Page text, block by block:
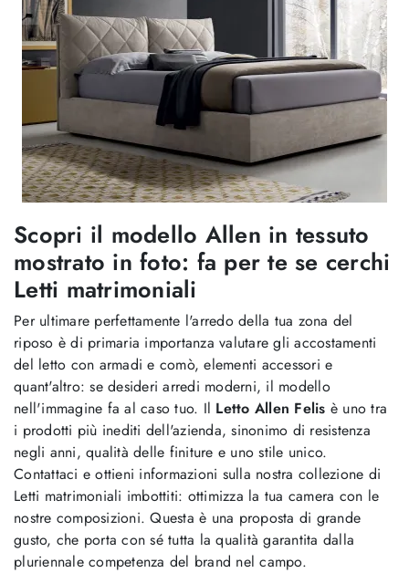
Scopri il modello Allen in tessuto
mostrato in foto: fa per te se cerchi
Letti matrimoniali
Per ultimare perfettamente l'arredo della tua zona del
riposo è di primaria importanza valutare gli accostamenti
del letto con armadi e comò, elementi accessori e
quant'altro: se desideri arredi moderni, il modello
nell'immagine fa al caso tuo. Il Letto Allen Felis è uno tra
i prodotti più inediti dell'azienda, sinonimo di resistenza
negli anni, qualità delle finiture e uno stile unico.
Contattaci e ottieni informazioni sulla nostra collezione di
Letti matrimoniali imbottiti: ottimizza la tua camera con le
nostre composizioni. Questa è una proposta di grande
gusto, che porta con sé tutta la qualità garantita dalla
pluriennale competenza del brand nel campo.